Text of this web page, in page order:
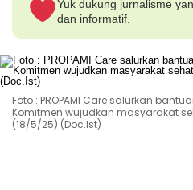
Yuk dukung jurnalisme
dan informatif.
Foto : PROPAMI Care salurkan
Komitmen wujudkan masyarakat
(18/5/25) (Doc.Ist)